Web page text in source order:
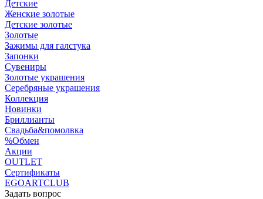
Детские
Женские золотые
Детские золотые
Золотые
Зажимы для галстука
Запонки
Сувениры
Золотые украшения
Серебряные украшения
Коллекция
Новинки
Бриллианты
Свадьба&помолвка
%Обмен
Акции
OUTLET
Сертификаты
EGOARTCLUB
Задать вопрос